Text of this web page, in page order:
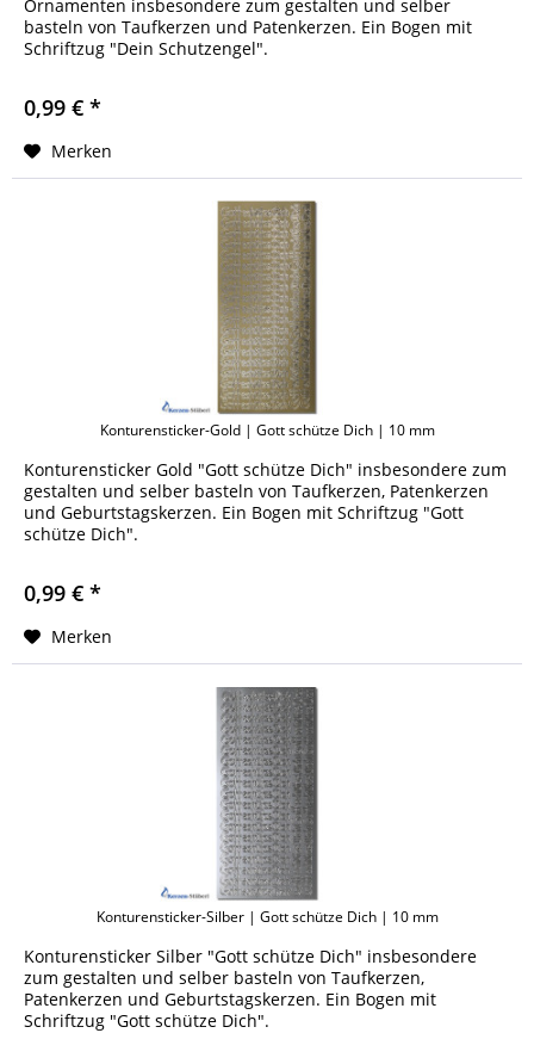
Ornamenten insbesondere zum gestalten und selber
basteln von Taufkerzen und Patenkerzen. Ein Bogen mit
Schriftzug "Dein Schutzengel".
0,99 € *
Merken
Konturensticker-Gold | Gott schütze Dich | 10 mm
Konturensticker Gold "Gott schütze Dich" insbesondere zum
gestalten und selber basteln von Taufkerzen, Patenkerzen
und Geburtstagskerzen. Ein Bogen mit Schriftzug "Gott
schütze Dich".
0,99 € *
Merken
Konturensticker-Silber | Gott schütze Dich | 10 mm
Konturensticker Silber "Gott schütze Dich" insbesondere
zum gestalten und selber basteln von Taufkerzen,
Patenkerzen und Geburtstagskerzen. Ein Bogen mit
Schriftzug "Gott schütze Dich".